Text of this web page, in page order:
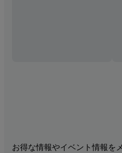
お得な情報やイベント情報を